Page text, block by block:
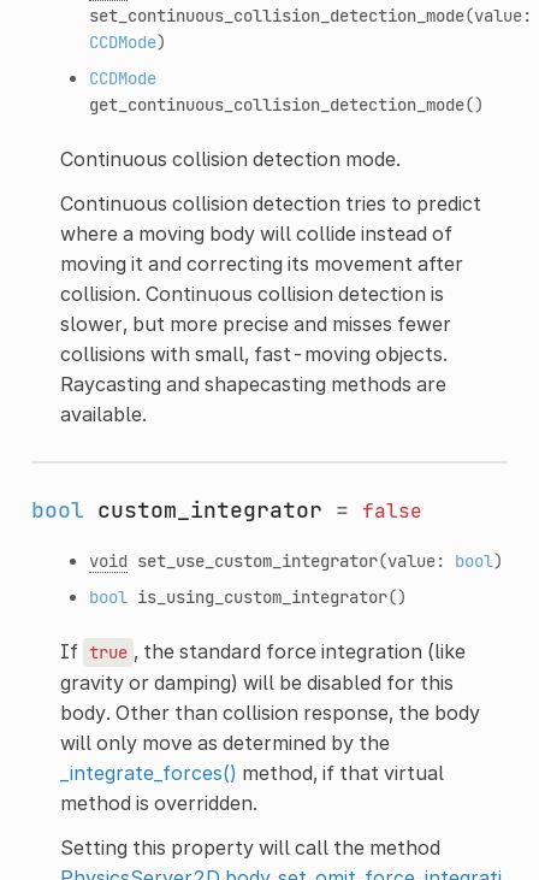
set_continuous_collision_detection_mode(value:
CCDMode)
CCDMode
get_continuous_collision_detection_mode()
Continuous collision detection mode.
Continuous collision detection tries to predict
where a moving body will collide instead of
moving it and correcting its movement after
collision. Continuous collision detection is
slower, but more precise and misses fewer
collisions with small, fast-moving objects.
Raycasting and shapecasting methods are
available.
bool custom_integrator = false
void set_use_custom_integrator(value: bool)
bool is_using_custom_integrator()
If true , the standard force integration (like
gravity or damping) will be disabled for this
body. Other than collision response, the body
will only move as determined by the
_integrate_forces() method, if that virtual
method is overridden.
Setting this property will call the method